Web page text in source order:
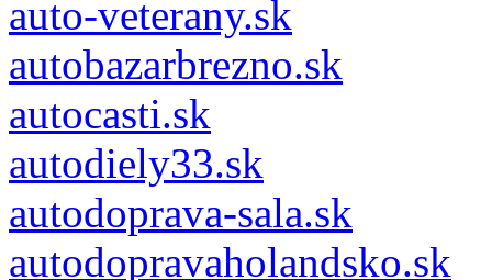
auto-veterany.sk
autobazarbrezno.sk
autocasti.sk
autodiely33.sk
autodoprava-sala.sk
autodopravaholandsko.sk